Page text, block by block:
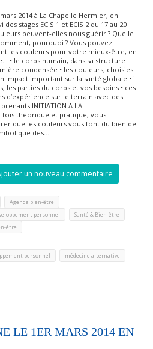
2014 à La Chapelle Hermier, en
des stages ECIS 1 et ECIS 2 du 17 au 20
peuvent-elles nous guérir ? Quelle
pourquoi ? Vous pouvez
les couleurs pour votre mieux-être, en
• le corps humain, dans sa structure
condensée • les couleurs, choisies
impact important sur la santé globale • il
les parties du corps et vos besoins • ces
d’expérience sur le terrain avec des
INITIATION A LA
fois théorique et pratique, vous
quelles couleurs vous font du bien de
des…
un nouveau commentaire
Agenda bien-être
personnel Santé & Bien-être
être
personnel médecine alternative
LE 1ER MARS 2014 EN